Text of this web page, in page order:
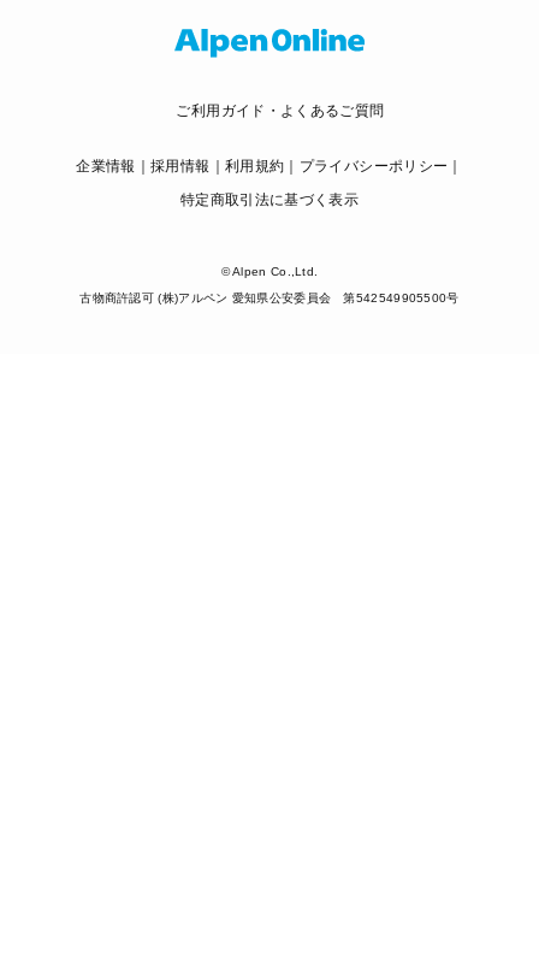
ご利用ガイド・よくあるご質問
企業情報 採用情報 利用規約
プライバシーポリシー
特定商取引法に基づく表示
© Alpen Co.,Ltd.
古物商許認可 (株)アルペン 愛知県公安委員会 第542549905500号